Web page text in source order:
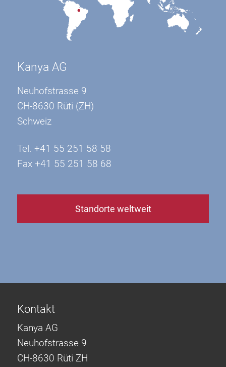
Kanya AG
Neuhofstrasse 9
CH-8630 Rüti (ZH)
Schweiz
Tel. +41 55 251 58 58
Fax +41 55 251 58 68
Standorte weltweit
Kontakt
Kanya AG
Neuhofstrasse 9
CH-8630 Rüti ZH